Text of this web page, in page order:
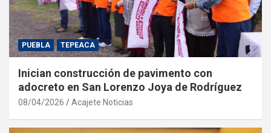
PUEBLA TEPEACA
Inician construcción de pavimento con
adocreto en San Lorenzo Joya de Rodríguez
08/04/2026 Acajete Noticias